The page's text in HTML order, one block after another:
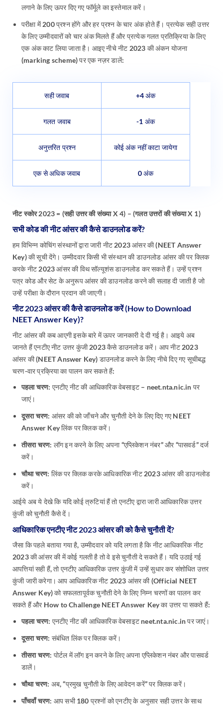
लगाने के लिए ऊपर दिए गए फॉर्मूले का इस्तेमाल करें।
परीक्षा में 200 प्रश्न होंगे और हर प्रश्न के चार अंक होते हैं। प्रत्येक सही उत्तर
के लिए उम्मीदवारों को चार अंक मिलते हैं और प्रत्येक गलत प्रतिक्रिया के लिए
एक अंक काट लिया जाता है। आइए नीचे नीट 2023 की अंकन योजना
(marking scheme) पर एक नज़र डालें:
सही जवाब +4 अंक
गलत जवाब -1 अंक
अनुत्तरित प्रश्न कोई अंक नहीं काटा जायेगा
एक से अधिक जवाब 0 अंक
नीट स्कोर 2023 = (सही उत्तर की संख्या X 4) – (गलत उत्तरों की संख्या X 1)
सभी कोड की नीट आंसर की कैसे डाउनलोड करें?
हम विभिन्न कोचिंग संस्थानों द्वारा जारी नीट 2023 आंसर की (NEET Answer
Key) की सूची देंगे। उम्मीदवार किसी भी संस्थान की डाउनलोड आंसर की पर क्लिक
करके नीट 2023 आंसर की विथ सॉल्यूशंस डाउनलोड कर सकते हैं। उन्हें प्रश्न
पत्र कोड और सेट के अनुरूप आंसर की डाउनलोड करने की सलाह दी जाती है जो
उन्हें परीक्षा के दौरान प्रदान की जाएगी।
नीट 2023 आंसर की कैसे डाउनलोड करें (How to Download
NEET Answer Key)?
नीट आंसर की कब आएगी इसके बारे में ऊपर जानकारी दे दी गई है। आइये अब
जानते हैं एनटीए नीट उत्तर कुंजी 2023 कैसे डाउनलोड करें। आप नीट 2023
आंसर की (NEET Answer Key) डाउनलोड करने के लिए नीचे दिए गए सूचीबद्ध
चरण-वार प्रक्रिया का पालन कर सकते हैं:
पहला चरण: एनटीए नीट की आधिकारिक वेबसाइट – neet.nta.nic.in पर
जाएं।
दूसरा चरण: आंसर की को जाँचने और चुनौती देने के लिए दिए गए NEET
Answer Key लिंक पर क्लिक करें।
तीसरा चरण: लॉग इन करने के लिए अपना “एप्लिकेशन नंबर” और “पासवर्ड” दर्ज
करें।
चौथा चरण: लिंक पर क्लिक करके आधिकारिक नीट 2023 आंसर की डाउनलोड
करें।
आईये अब ये देखे कि यदि कोई त्रुटियां हैं तो एनटीए द्वारा जारी आधिकारिक उत्तर
कुंजी को चुनौती कैसे दें।
आधिकारिक एनटीए नीट 2023 आंसर की को कैसे चुनौती दें?
जैसा कि पहले बताया गया है, उम्मीदवार को यदि लगता है कि नीट आधिकारिक नीट
2023 की आंसर की में कोई गलती है तो वे इसे चुनौती दे सकते हैं। यदि उठाई गई
आपत्तियां सही हैं, तो एनटीए आधिकारिक उत्तर कुंजी में उन्हें सुधार कर संशोधित उत्तर
कुंजी जारी करेगा। आप आधिकारिक नीट 2023 आंसर की (Official NEET
Answer Key) को सफलतापूर्वक चुनौती देने के लिए निम्न चरणों का पालन कर
सकते हैं और How to Challenge NEET Answer Key का उत्तर पा सकते हैं:
पहला चरण: एनटीए नीट की आधिकारिक वेबसाइट neet.nta.nic.in पर जाएं।
दूसरा चरण: संबंधित लिंक पर क्लिक करें।
तीसरा चरण: पोर्टल में लॉग इन करने के लिए अपना एप्लिकेशन नंबर और पासवर्ड
डालें।
चौथा चरण: अब, “प्रमुख चुनौती के लिए आवेदन करें” पर क्लिक करें।
पाँचवाँ चरण: आप सभी 180 प्रश्नों को एनटीए के अनुसार सही उत्तर के साथ